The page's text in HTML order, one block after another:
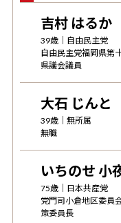
吉村 はるか
39歳｜ 自由民主党
自由民主党福岡県第
県議会議員
大石 じんと
39歳｜ 無所属
無職
いちのせ 小
75歳｜ 日本共産党
党門司小倉地区委員
策委員長